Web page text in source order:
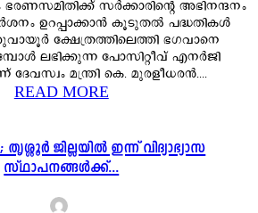
സർക്കാരിന്റെ അഭിനന്ദനം
ഉറപ്പാക്കാൻ കൂടുതൽ പദ്ധതികൾ
ക്ഷേത്രത്തിലെത്തി ഭഗവാനെ
ലഭിക്കുന്ന പോസിറ്റീവ് എനർജി
മന്ത്രി കെ. മുരളീധരൻ....
READ MORE
ജില്ലയിൽ ഇന്ന് വിദ്യാഭ്യാസ
സ്ഥാപനങ്ങൾക്ക്...